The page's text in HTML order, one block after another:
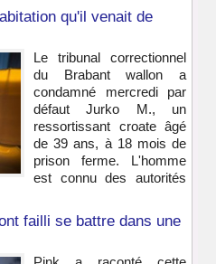
qu'il venait de
Le tribunal correctionnel
du Brabant wallon a
condamné mercredi par
défaut Jurko M., un
ressortissant croate âgé
de 39 ans, à 18 mois de
prison ferme. L'homme
est connu des autorités
failli se battre dans une